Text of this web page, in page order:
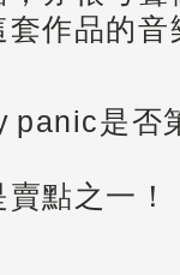
套作品的
panic是否
點之一！